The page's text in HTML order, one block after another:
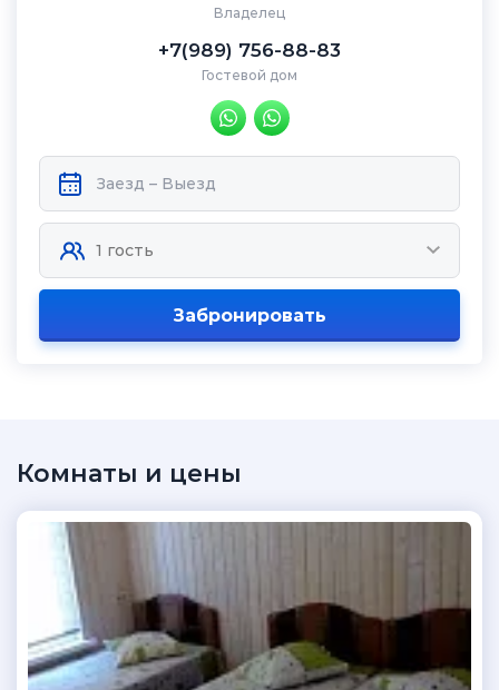
Владелец
+7(989) 756-88-83
Гостевой дом
Забронировать
Комнаты и цены